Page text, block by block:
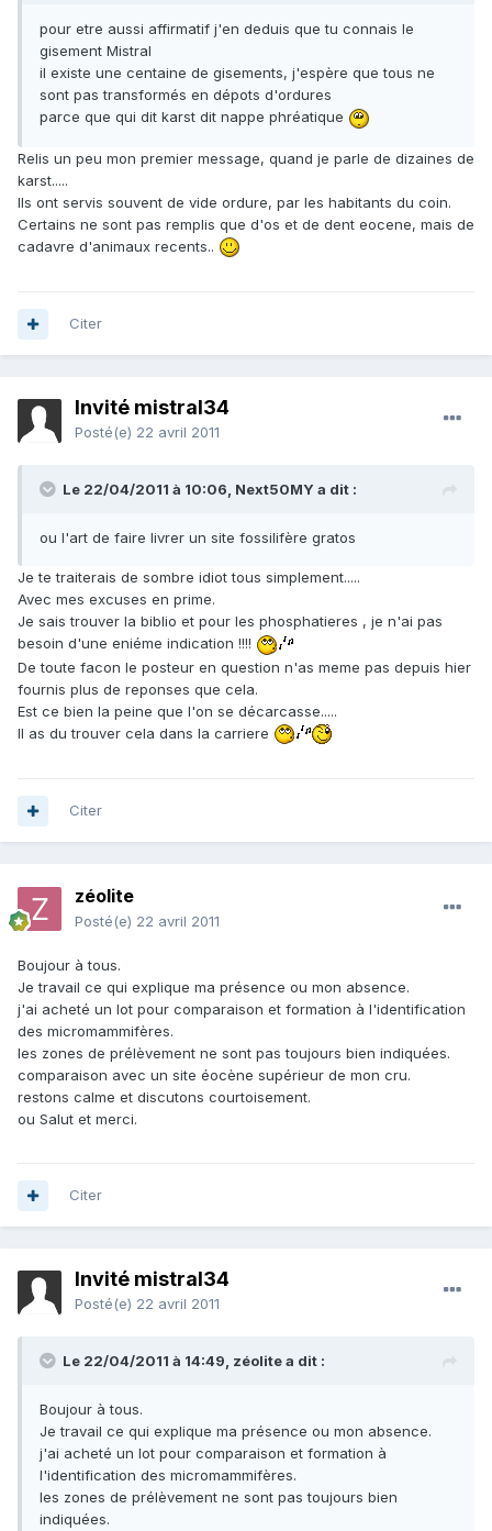
pour etre aussi affirmatif j'en deduis que tu connais le
gisement Mistral
il existe une centaine de gisements, j'espère que tous ne
sont pas transformés en dépots d'ordures
parce que qui dit karst dit nappe phréatique
Relis un peu mon premier message, quand je parle de dizaines de
karst.....
Ils ont servis souvent de vide ordure, par les habitants du coin.
Certains ne sont pas remplis que d'os et de dent eocene, mais de
cadavre d'animaux recents..
Citer
Invité mistral34
Posté(e) 22 avril 2011
Le 22/04/2011 à 10:06, Next50MY a dit :
ou l'art de faire livrer un site fossilifère gratos
Je te traiterais de sombre idiot tous simplement.....
Avec mes excuses en prime.
Je sais trouver la biblio et pour les phosphatieres , je n'ai pas
besoin d'une eniéme indication !!!!
De toute facon le posteur en question n'as meme pas depuis hier
fournis plus de reponses que cela.
Est ce bien la peine que l'on se décarcasse.....
Il as du trouver cela dans la carriere
Citer
zéolite
Posté(e) 22 avril 2011
Boujour à tous.
Je travail ce qui explique ma présence ou mon absence.
j'ai acheté un lot pour comparaison et formation à l'identification
des micromammifères.
les zones de prélèvement ne sont pas toujours bien indiquées.
comparaison avec un site éocène supérieur de mon cru.
restons calme et discutons courtoisement.
ou Salut et merci.
Citer
Invité mistral34
Posté(e) 22 avril 2011
Le 22/04/2011 à 14:49, zéolite a dit :
Boujour à tous.
Je travail ce qui explique ma présence ou mon absence.
j'ai acheté un lot pour comparaison et formation à
l'identification des micromammifères.
les zones de prélèvement ne sont pas toujours bien
indiquées.